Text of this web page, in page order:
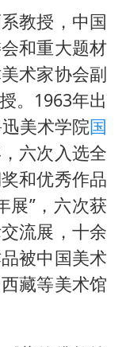
教授，中国
和重大题材
术家协会副
。1963年出
美术学院国
六次入选全
和优秀作品
展”，六次获
流展，十余
被中国美术
藏等美术馆